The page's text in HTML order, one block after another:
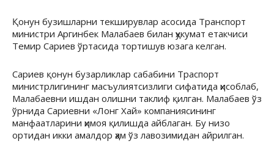
Қонун бузишларни текширувлар асосида Транспорт
министри Аргинбек Малабаев билан ҳукумат етакчиси
Темир Сариев ўртасида тортишув юзага келган.
Сариев қонун бузарликлар сабабини Траспорт
министрлигининг масъулиятсизлиги сифатида ҳисоблаб,
Малабаевни ишдан олишни таклиф қилган. Малабаев ўз
ўрнида Сариевни «Лонг Хай» компаниясининг
манфаатларини ҳимоя қилишда айблаган. Бу низо
ортидан икки амалдор ҳам ўз лавозимидан айрилган.